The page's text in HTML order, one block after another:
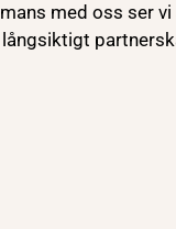
med oss ser vi